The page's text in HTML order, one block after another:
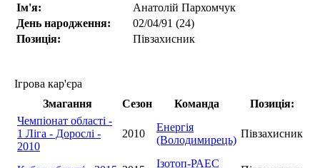
Ім'я:
Анатолій Пархомчук
День народження:
02/04/91 (24)
Позиція:
Півзахисник
Ігрова кар'єра
Змагання
Сезон Команда
Позиція:
Чемпіонат області -
1 Ліга - Дорослі -
2010
2010
Енергія
(Володимирець)
Півзахисник
Ізотоп-РАЕС